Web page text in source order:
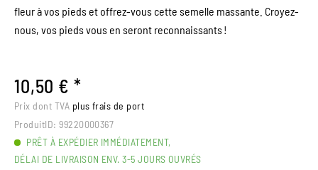
fleur à vos pieds et offrez-vous cette semelle massante. Croyez-
nous, vos pieds vous en seront reconnaissants !
10,50 € *
Prix dont TVA plus frais de port
ProduitID: 99220000367
PRÊT À EXPÉDIER IMMÉDIATEMENT,
DÉLAI DE LIVRAISON ENV. 3-5 JOURS OUVRÉS